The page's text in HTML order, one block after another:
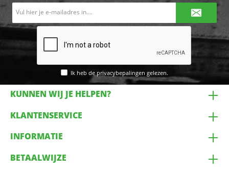
Ik heb de privacybepalingen gelezen.
KUNNEN WIJ JE HELPEN?
KLANTENSERVICE
INFORMATIE
BETAALWIJZE